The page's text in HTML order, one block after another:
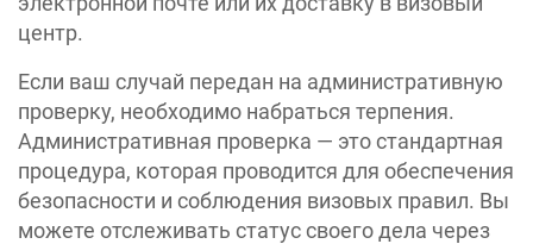
центр.
Если ваш случай передан на административную
проверку, необходимо набраться терпения.
Административная проверка — это стандартная
процедура, которая проводится для обеспечения
безопасности и соблюдения визовых правил. Вы
можете отслеживать статус своего дела через